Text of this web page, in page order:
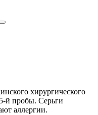
хирургического
й пробы. Серьги
аллергии.